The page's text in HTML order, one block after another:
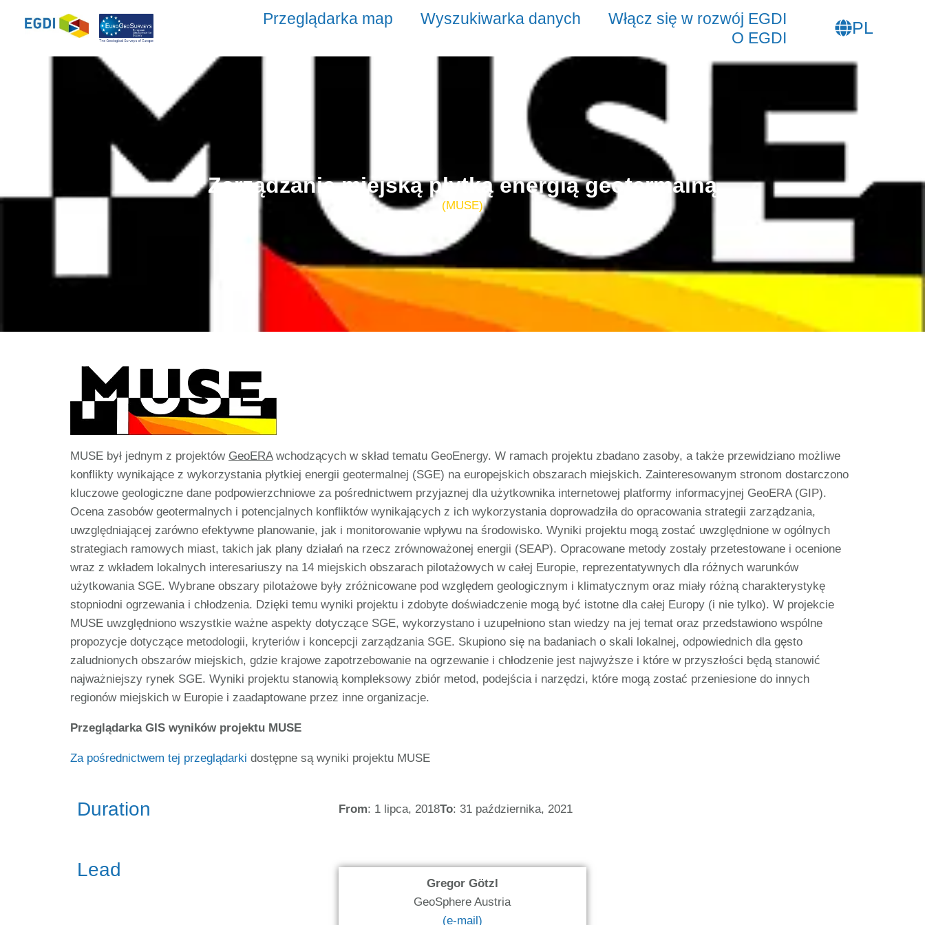
Przeglądarka map Wyszukiwarka danych
Włącz się w rozwój EGDI
O EGDI
PL
SL
Zarządzanie miejską płytką energią geotermalną
(MUSE)
MUSE był jednym z projektów GeoERAwchodzących w skład tematu GeoEnergy. W ramach projektu zbadano zasoby, a także przewidziano możliwe
konflikty wynikające z wykorzystania płytkiej energii geotermalnej (SGE) na europejskich obszarach miejskich. Zainteresowanym stronom dostarczono
kluczowe geologiczne dane podpowierzchniowe za pośrednictwem przyjaznej dla użytkownika internetowej platformy informacyjnej GeoERA (GIP).
Ocena zasobów geotermalnych i potencjalnych konfliktów wynikających z ich wykorzystania doprowadziła do opracowania strategii zarządzania,
uwzględniającej zarówno efektywne planowanie, jak i monitorowanie wpływu na środowisko. Wyniki projektu mogą zostać uwzględnione w ogólnych
strategiach ramowych miast, takich jak plany działań na rzecz zrównoważonej energii (SEAP). Opracowane metody zostały przetestowane i ocenione
wraz z wkładem lokalnych interesariuszy na 14 miejskich obszarach pilotażowych w całej Europie, reprezentatywnych dla różnych warunków
użytkowania SGE. Wybrane obszary pilotażowe były zróżnicowane pod względem geologicznym i klimatycznym oraz miały różną charakterystykę
stopniodni ogrzewania i chłodzenia. Dzięki temu wyniki projektu i zdobyte doświadczenie mogą być istotne dla całej Europy (i nie tylko). W projekcie
MUSE uwzględniono wszystkie ważne aspekty dotyczące SGE, wykorzystano i uzupełniono stan wiedzy na jej temat oraz przedstawiono wspólne
propozycje dotyczące metodologii, kryteriów i koncepcji zarządzania SGE. Skupiono się na badaniach o skali lokalnej, odpowiednich dla gęsto
zaludnionych obszarów miejskich, gdzie krajowe zapotrzebowanie na ogrzewanie i chłodzenie jest najwyższe i które w przyszłości będą stanowić
najważniejszy rynek SGE. Wyniki projektu stanowią kompleksowy zbiór metod, podejścia i narzędzi, które mogą zostać przeniesione do innych
regionów miejskich w Europie i zaadaptowane przez inne organizacje.
Przeglądarka GIS wyników projektu MUSE
Za pośrednictwem tej przeglądarki dostępne są wyniki projektu MUSE
Duration From: 1 lipca, 2018To: 31 października, 2021
Lead
Gregor Götzl
GeoSphere Austria
(e-mail)